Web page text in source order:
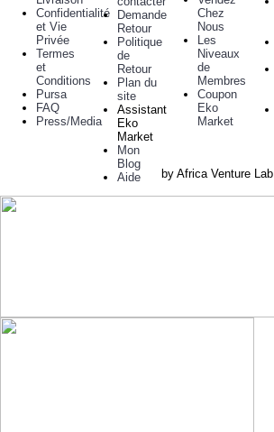
Confidentialité
et Vie
Privée
Termes
et
Conditions
Pursa
FAQ
Press/Media
Demande
Retour
Politique
de
Retour
Plan du
site
Assistant
Eko
Market
Mon
Blog
Aide
Chez
Nous
Les
Niveaux
de
Membres
Coupon
Eko
Market
by Africa Venture Lab